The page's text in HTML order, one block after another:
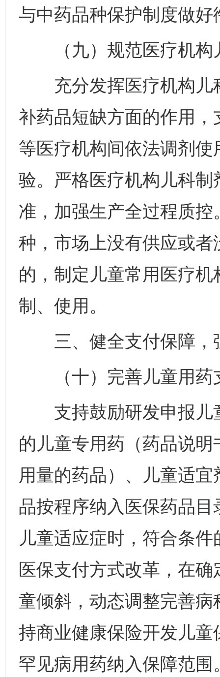
与中药品种保护制度做好
（九）规范医疗机构
充分发挥医疗机构儿
补药品短缺方面的作用
等医疗机构间依法调剂
验。严格医疗机构儿科
准，加强生产全过程质
种，市场上没有供应或
的，制定儿童常用医疗
制、使用。
三、健全支付保障，
（十）完善儿童用药
支持鼓励研发申报儿
的儿童专用药（药品说
用量的药品）、儿童适
品按程序纳入医保药品
儿童适应症时，符合条
医保支付方式改革，在
童倾斜，动态调整完善
持商业健康保险开发儿
罕见病用药纳入保障范围